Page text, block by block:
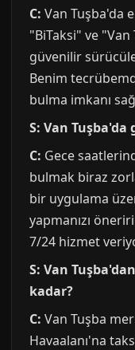
C: Van Tuşba'da
"BiTaksi" ve
güvenilir
Benim
bulma imkanı
S: Van
C: Gece
bulmak biraz
bir uygulama
yapmanızı
7/24 hizmet
S: Van
kadar?
C: Van Tuşba
Havaalanı'na